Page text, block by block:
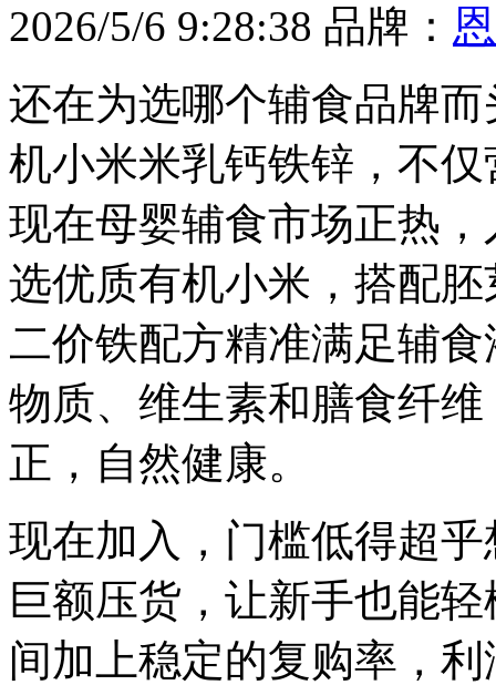
2026/5/6 9:28:38 品牌：
还在为选哪个辅食品牌
机小米米乳钙铁锌，不
现在母婴辅食市场正热
选优质有机小米，搭配
二价铁配方精准满足辅
物质、维生素和膳食纤
正，自然健康。
现在加入，门槛低得超
巨额压货，让新手也能
间加上稳定的复购率，